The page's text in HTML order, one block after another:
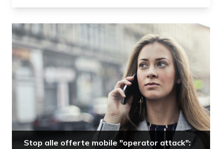
Stop alle offerte mobile "operator attack":